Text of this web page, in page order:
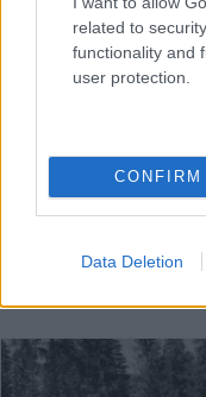
related to
functionality and
user protection.
CONFIRM
Data Deletion